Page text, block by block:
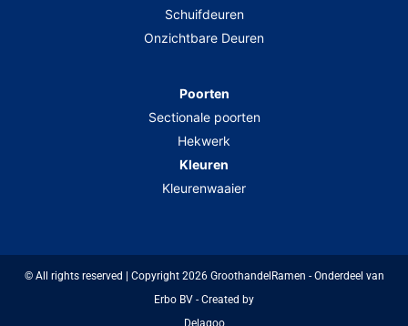
Schuifdeuren
Onzichtbare Deuren
Poorten
Sectionale poorten
Hekwerk
Kleuren
Kleurenwaaier
© All rights reserved | Copyright 2026 GroothandelRamen - Onderdeel van
Erbo BV - Created by